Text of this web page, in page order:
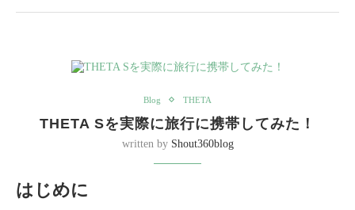
Blog THETA
THETA Sを実際に旅行に携帯してみた！
written by Shout360blog
はじめに